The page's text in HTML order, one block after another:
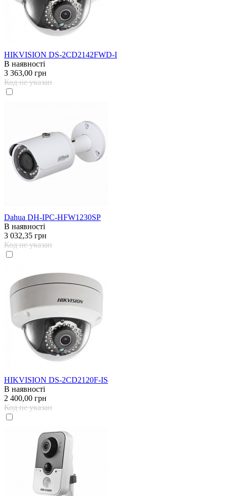
HIKVISION DS-2CD2142FWD-I
В наявності
3 363,00 грн
Код не указан
Dahua DH-IPC-HFW1230SP
В наявності
3 032,35 грн
Код не указан
HIKVISION DS-2CD2120F-IS
В наявності
2 400,00 грн
Код не указан